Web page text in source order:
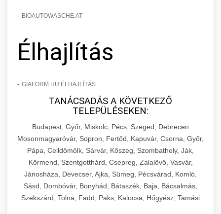
- BIOAUTOWASCHE.AT
Élhajlítás
- GIAFORM.HU ÉLHAJLÍTÁS
TANÁCSADÁS A KÖVETKEZŐ
TELEPÜLÉSEKEN:
Budapest, Győr, Miskolc, Pécs, Szeged, Debrecen
Mosonmagyaróvár, Sopron, Fertőd, Kapuvár, Csorna, Győr,
Pápa, Celldömölk, Sárvár, Kőszeg, Szombathely, Ják,
Körmend, Szentgotthárd, Csepreg, Zalalövő, Vasvár,
Jánosháza, Devecser, Ajka, Sümeg, Pécsvárad, Komló,
Sásd, Dombóvár, Bonyhád, Bátaszék, Baja, Bácsalmás,
Szekszárd, Tolna, Fadd, Paks, Kalocsa, Hőgyész, Tamási